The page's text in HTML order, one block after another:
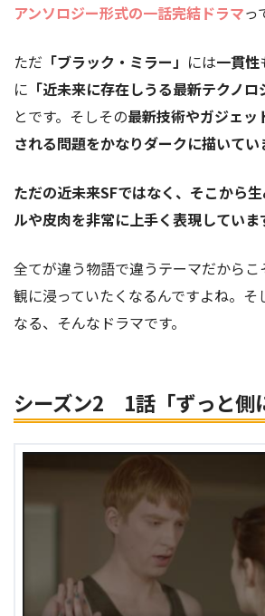
アンソロジー形式の一話完結ドラマっ
ただ 「ブラック・ミラー」 には一貫性
に 「近未来に存在しうる最新テクノロ
とです。そしその最新技術やガジェッ
される問題をかなりダークに描いてい
ただの近未来SFではなく、そこから
ルや皮肉を非常に上手く表現していま
全てが違う物語で違うテーマだから
観に浸っていたくなるんですよね。そ
なる、そんなドラマです。
シーズン2 1話「ずっと側